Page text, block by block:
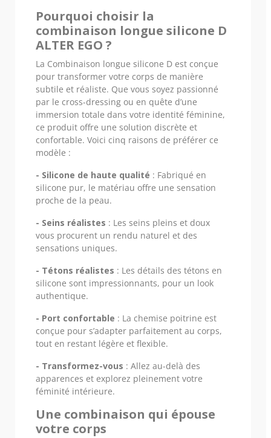
Pourquoi choisir la
combinaison longue silicone D
ALTER EGO ?
La Combinaison longue silicone D est conçue
pour transformer votre corps de manière
subtile et réaliste. Que vous soyez passionné
par le cross-dressing ou en quête d’une
immersion totale dans votre identité féminine,
ce produit offre une solution discrète et
confortable. Voici cinq raisons de préférer ce
modèle :
- Silicone de haute qualité : Fabriqué en
silicone pur, le matériau offre une sensation
proche de la peau.
- Seins réalistes : Les seins pleins et doux
vous procurent un rendu naturel et des
sensations uniques.
- Tétons réalistes : Les détails des tétons en
silicone sont impressionnants, pour un look
authentique.
- Port confortable : La chemise poitrine est
conçue pour s’adapter parfaitement au corps,
tout en restant légère et flexible.
- Transformez-vous : Allez au-delà des
apparences et explorez pleinement votre
féminité intérieure.
Une combinaison qui épouse
votre corps